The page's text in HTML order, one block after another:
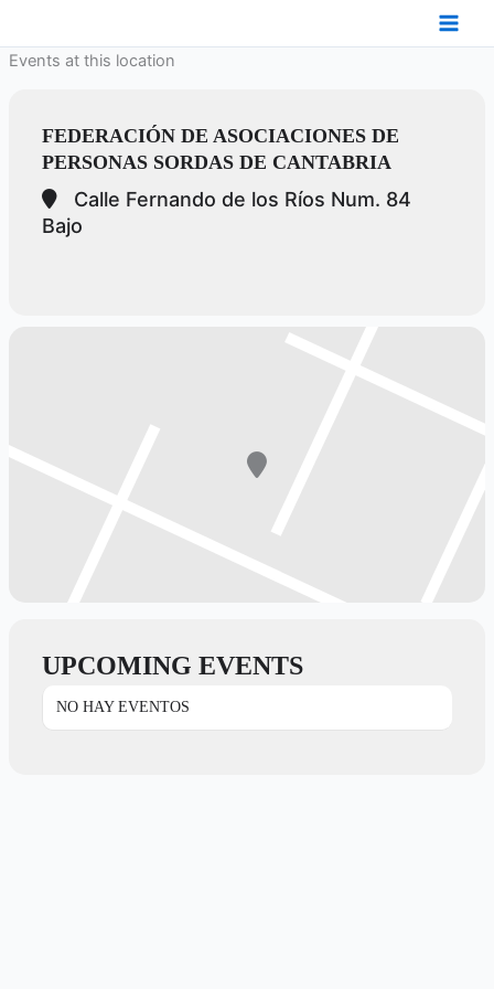
contenido
Events at this location
FEDERACIÓN DE ASOCIACIONES DE
PERSONAS SORDAS DE CANTABRIA
Calle Fernando de los Ríos Num. 84
Bajo
UPCOMING EVENTS
NO HAY EVENTOS